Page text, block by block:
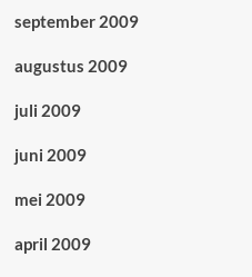
september 2009
augustus 2009
juli 2009
juni 2009
mei 2009
april 2009